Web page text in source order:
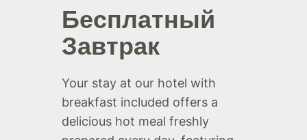
Бесплатный
Завтрак
Your stay at our hotel with
breakfast included offers a
delicious hot meal freshly